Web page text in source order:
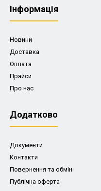
Iнформація
Новини
Доставка
Оплата
Прайси
Про нас
Додатково
Документи
Контакти
Повернення та обмін
Публічна оферта